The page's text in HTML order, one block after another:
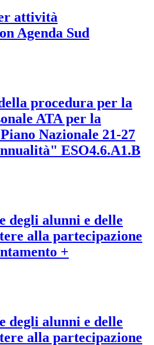
attività
Agenda Sud
procedura per la
ATA per la
Nazionale 21-27
ESO4.6.A1.B
degli alunni e delle
alla partecipazione
+
degli alunni e delle
alla partecipazione